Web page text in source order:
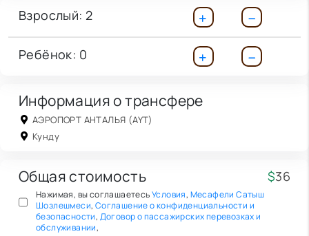
Взрослый: 2
Ребёнок: 0
Информация о трансфере
АЭРОПОРТ АНТАЛЬЯ (AYT)
Кунду
Общая стоимость $36
Нажимая, вы соглашаетесьУсловия, Месафели Сатыш
Шозлешмеси, Соглашение о конфиденциальности и
безопасности, Договор о пассажирских перевозках и
обслуживании,